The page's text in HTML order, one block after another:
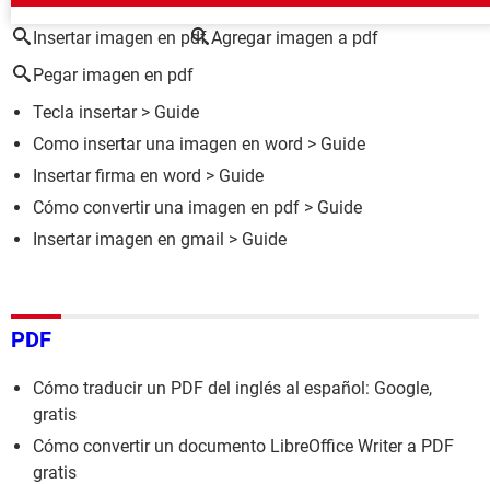
Insertar imagen en pdf Agregar imagen a pdf
Pegar imagen en pdf
Tecla insertar> Guide
Como insertar una imagen en word > Guide
Insertar firma en word > Guide
Cómo convertir una imagen en pdf > Guide
Insertar imagen en gmail > Guide
PDF
Cómo traducir un PDF del inglés al español: Google,
gratis
Cómo convertir un documento LibreOffice Writer a PDF
gratis